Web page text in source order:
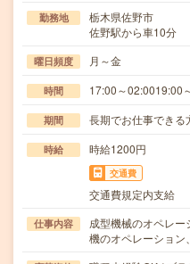
勤務地
栃木県佐野市
佐野駅から車10分
曜日頻度 月～金
時間 17:00～02:0019:00
期間 長期でお仕事できる
時給 時給1200円
交通費
交通費規定内支給
仕事内容
成型機械のオペレ
機のオペレーショ